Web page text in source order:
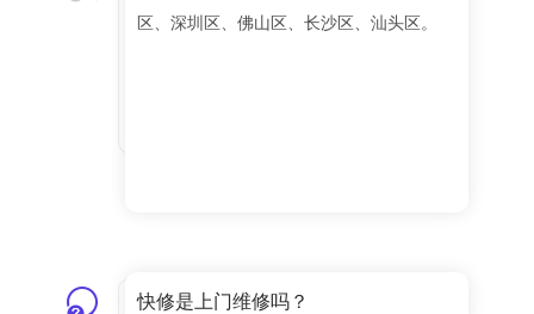
区、深圳区、佛山区、长沙区、汕头区。
快修是上门维修吗？